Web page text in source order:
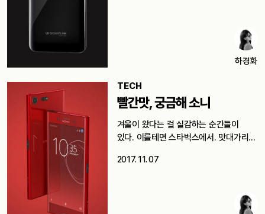
하경화
TECH
빨간맛, 궁금해 소니
겨울이 왔다는 걸 실감하는 순간들이
있다. 이를테면 스타벅스에서. 맛대가리는
2017. 11. 07